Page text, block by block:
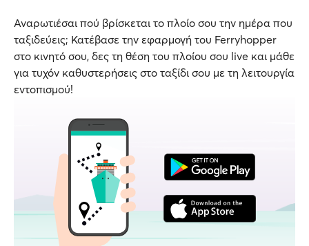
Αναρωτιέσαι πού βρίσκεται το πλοίο σου την ημέρα που
ταξιδεύεις; Κατέβασε την εφαρμογή του Ferryhopper
στο κινητό σου, δες τη θέση του πλοίου σου live και μάθε
για τυχόν καθυστερήσεις στο ταξίδι σου με τη λειτουργία
εντοπισμού!